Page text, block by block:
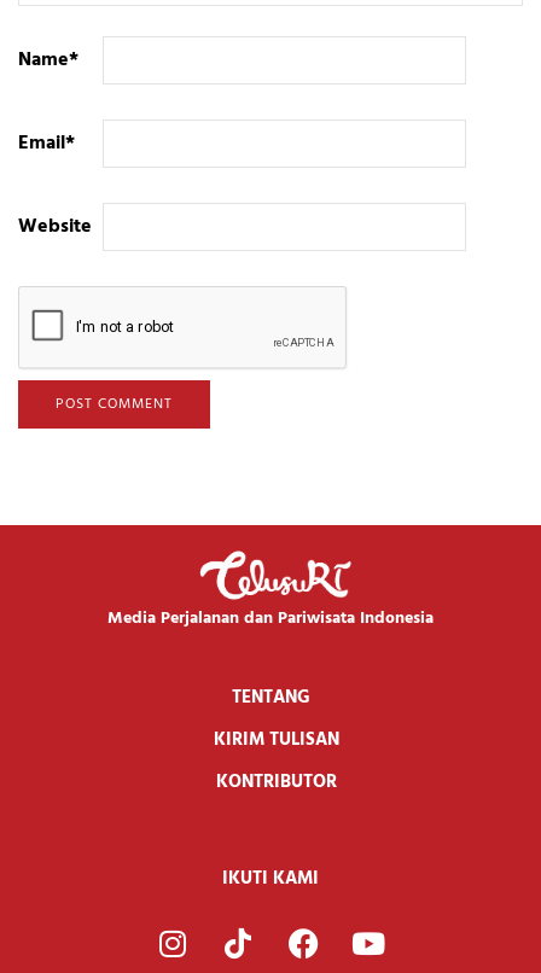
Name*
Email*
Website
Media Perjalanan dan Pariwisata Indonesia
TENTANG
KIRIM TULISAN
KONTRIBUTOR
IKUTI KAMI